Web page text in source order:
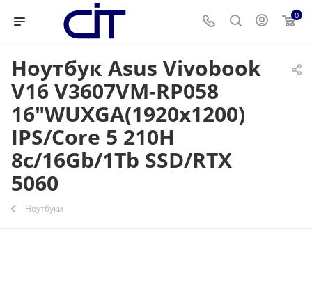
0
Ноутбук Asus Vivobook
V16 V3607VM-RP058
16"WUXGA(1920x1200)
IPS/Core 5 210H
8c/16Gb/1Tb SSD/RTX
5060
Ноутбуки